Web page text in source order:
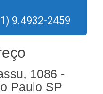
9.4932-2459
1086 -
Paulo SP